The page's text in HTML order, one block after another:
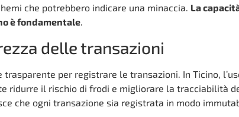
che potrebbero indicare una minaccia. La
è fondamentale.
delle transazioni
per registrare le transazioni. In Ticino,
ridurre il rischio di frodi e migliorare la tracciabilità
che ogni transazione sia registrata in modo